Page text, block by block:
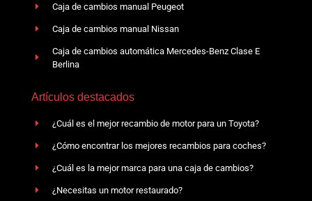
Caja de cambios manual Peugeot
Caja de cambios manual Nissan
Caja de cambios automática Mercedes-Benz Clase E
Berlina
Artículos destacados
¿Cuál es el mejor recambio de motor para un Toyota?
¿Cómo encontrar los mejores recambios para coches?
¿Cuál es la mejor marca para una caja de cambios?
¿Necesitas un motor restaurado?